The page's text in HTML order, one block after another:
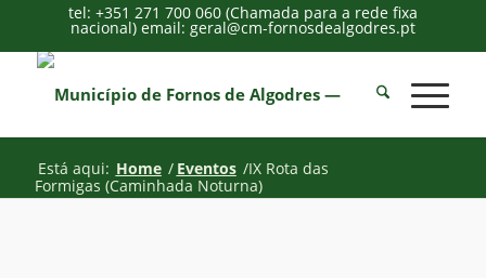
tel: +351 271 700 060 (Chamada para a rede fixa
nacional) email: geral@cm-fornosdealgodres.pt
Está aqui: Home / Eventos /IX Rota das
Formigas (Caminhada Noturna)